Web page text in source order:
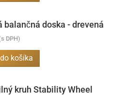
balančná doska - drevená
DPH)
košíka
kruh Stability Wheel